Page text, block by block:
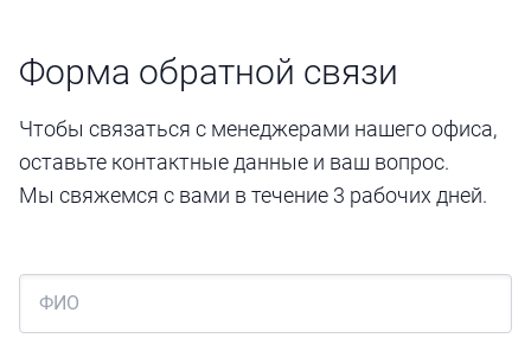
Форма обратной связи
Чтобы связаться с менеджерами нашего офиса,
оставьте контактные данные и ваш вопрос.
Мы свяжемся с вами в течение 3 рабочих дней.